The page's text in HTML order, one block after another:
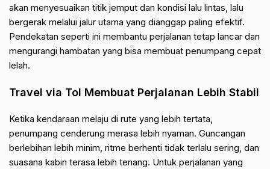
akan menyesuaikan titik jemput dan kondisi lalu lintas, lalu
bergerak melalui jalur utama yang dianggap paling efektif.
Pendekatan seperti ini membantu perjalanan tetap lancar dan
mengurangi hambatan yang bisa membuat penumpang cepat
lelah.
Travel via Tol Membuat Perjalanan Lebih Stabil
Ketika kendaraan melaju di rute yang lebih tertata,
penumpang cenderung merasa lebih nyaman. Guncangan
berlebihan lebih minim, ritme berhenti tidak terlalu sering, dan
suasana kabin terasa lebih tenang. Untuk perjalanan yang